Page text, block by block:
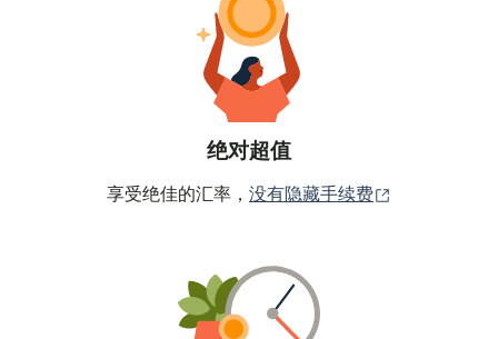
绝对超值
享受绝佳的汇率， 没有隐藏手续费